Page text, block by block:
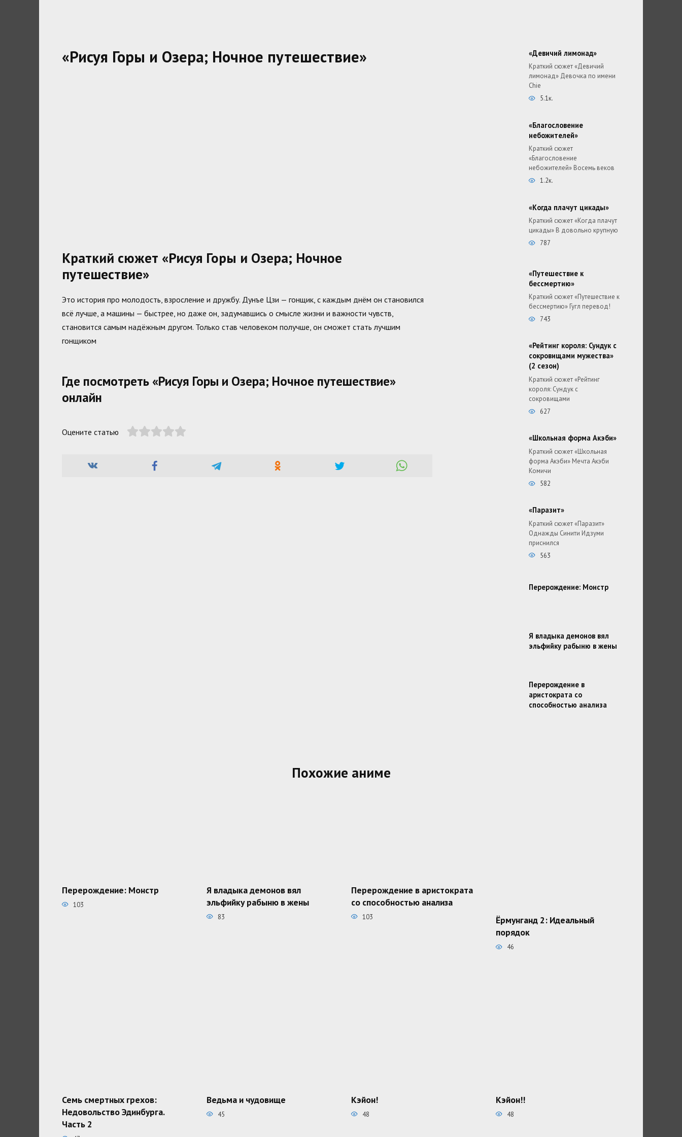
«Рисуя Горы и Озера; Ночное путешествие»
Краткий сюжет «Рисуя Горы и Озера; Ночное
путешествие»
Это история про молодость, взросление и дружбу. Дунъе Цзи — гонщик, с каждым днём он становился
всё лучше, а машины — быстрее, но даже он, задумавшись о смысле жизни и важности чувств,
становится самым надёжным другом. Только став человеком получше, он сможет стать лучшим
гонщиком
Где посмотреть «Рисуя Горы и Озера; Ночное путешествие»
онлайн
Оцените статью
«Девичий лимонад»
Краткий сюжет «Девичий
лимонад» Девочка по имени
Chie
5.1к.
«Благословение
небожителей»
Краткий сюжет
«Благословение
небожителей» Восемь веков
1.2к.
«Когда плачут цикады»
Краткий сюжет «Когда плачут
цикады» В довольно крупную
787
«Путешествие к
бессмертию»
Краткий сюжет «Путешествие к
бессмертию» Гугл перевод!
743
«Рейтинг короля: Сундук с
сокровищами мужества»
(2 сезон)
Краткий сюжет «Рейтинг
короля: Сундук с
сокровищами
627
«Школьная форма Акэби»
Краткий сюжет «Школьная
форма Акэби» Мечта Акэби
Комичи
582
«Паразит»
Краткий сюжет «Паразит»
Однажды Синити Идзуми
приснился
563
Перерождение: Монстр
Я владыка демонов вял
эльфийку рабыню в жены
Перерождение в
аристократа со
способностью анализа
Похожие аниме
Перерождение: Монстр
103
Я владыка демонов вял
эльфийку рабыню в жены
83
Перерождение в аристократа
со способностью анализа
103
Ёрмунганд 2: Идеальный
порядок
46
Семь смертных грехов:
Недовольство Эдинбурга.
Часть 2
Ведьма и чудовище
45
Кэйон!
48
Кэйон!!
48